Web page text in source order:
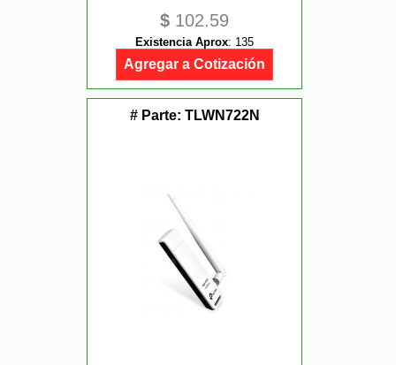
$ 102.59
Existencia Aprox: 135
Agregar a Cotización
# Parte: TLWN722N